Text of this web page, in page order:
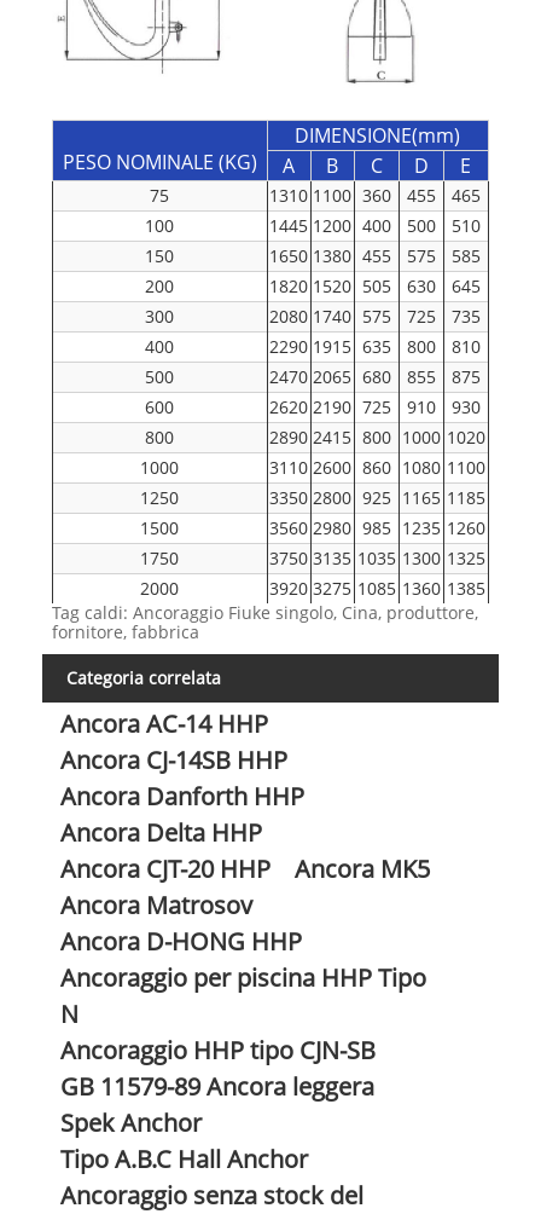
PESO NOMINALE (KG)
DIMENSIONE(mm)
A
B C D E
75 1310 1100 360 455
465
100
1445 1200 400 500
510
150
1650 1380 455 575
585
200
1820 1520 505 630
645
300
2080 1740 575 725
735
400
2290 1915 635 800
810
500
2470 2065 680 855
875
600
2620 2190 725 910
930
800
2890 2415 800 1000 1020
1000
3110 2600 860 1080 1100
1250
3350 2800 925 1165 1185
1500
3560 2980 985 1235 1260
1750
3750 3135 1035 1300 1325
2000
3920 3275 1085 1360 1385
3000
4485 3750 1240 1555 1585
5000
6000
5650 4720 1560 1960 1995
7000
8000
6220
9000
6468
10000
12000
7115 5950 1968 2465
15000
18000
20000
8400
22000
8710 7275 2410 3020
Tag caldi: Ancoraggio Fiuke singolo, Cina, produttore,
fornitore, fabbrica
Categoria correlata
Ancora AC-14 HHP
Ancora CJ-14SB HHP
Ancora Danforth HHP
Ancora Delta HHP
Ancora CJT-20 HHP
Ancora MK5
Ancora Matrosov
Ancora D-HONG HHP
Ancoraggio per piscina HHP Tipo
N
Ancoraggio HHP tipo CJN-SB
GB 11579-89 Ancora leggera
Spek Anchor
Tipo A.B.C Hall Anchor
Ancoraggio senza stock del